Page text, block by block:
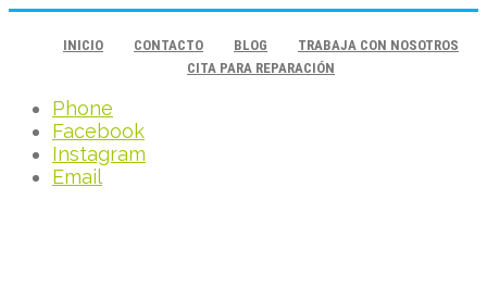
INICIO CONTACTO BLOG
TRABAJA CON NOSOTROS
CITA PARA REPARACIÓN
Phone
Facebook
Instagram
Email